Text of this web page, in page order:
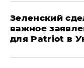
Зеленский
важное
для Patriot в